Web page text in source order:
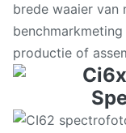
brede waaier van
productie of